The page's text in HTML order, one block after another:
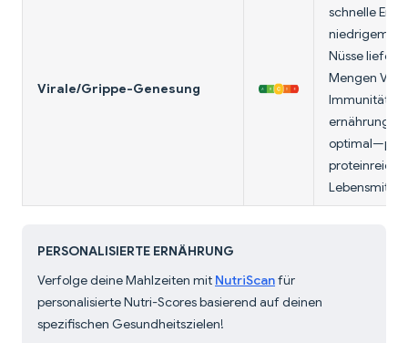
Virale/Grippe-Genesung
schnelle
niedrigem
Nüsse liefern
Mengen
Immunität.
proteinreiche
Lebensmittel.
PERSONALISIERTE ERNÄHRUNG
Verfolge deine Mahlzeiten mit NutriScanfür
personalisierte Nutri-Scores basierend auf deinen
spezifischen Gesundheitszielen!